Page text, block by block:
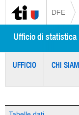
DFE
Ufficio di statistica
UFFICIO CHI